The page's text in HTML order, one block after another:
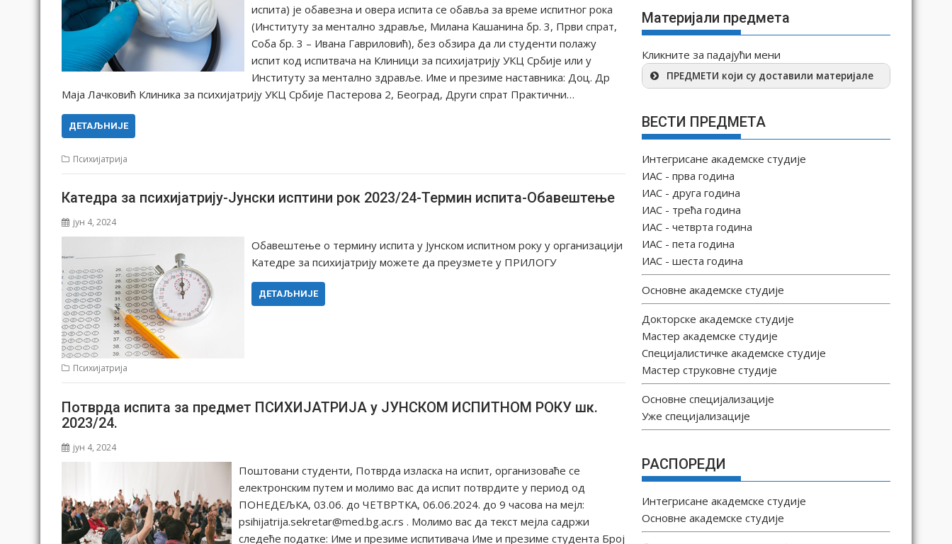
испита) је обавезна и овера испита се обавља за време испитног рока
(Институту за ментално здравље, Милана Кашанина бр. 3, Први спрат,
Соба бр. 3 – Ивана Гавриловић), без обзира да ли студенти полажу
испит код испитвача на Клиници за психијатрију УКЦ Србије или у
Институту за ментално здравље. Име и презиме наставника: Доц. Др
Маја Лачковић Клиника за психијатрију УКЦ Србије Пастерова 2, Београд, Други спрат Практични…
ДЕТАЉНИЈЕ
Психијатрија
Катедра за психијатрију-Јунски исптини рок 2023/24-Термин испита-Обавештење
јун 4, 2024
Обавештење о термину испита у Јунском испитном року у организацији
Катедре за психијатрију можете да преузмете у ПРИЛОГУ
ДЕТАЉНИЈЕ
Психијатрија
Потврда испита за предмет ПСИХИЈАТРИЈА у ЈУНСКОМ ИСПИТНОМ РОКУ шк.
2023/24.
јун 4, 2024
Поштовани студенти, Потврда изласка на испит, организоваће се
електронским путем и молимо вас да испит потврдите у период од
ПОНЕДЕЉКА, 03.06. до ЧЕТВРТКА, 06.06.2024. до 9 часова на мејл:
psihijatrija.sekretar@med.bg.ac.rs . Молимо вас да текст мејлa садржи
следеће податке: Име и презиме испитивача Име и презиме студента Број
Материјали предмета
Кликните за падајући мени
ПРЕДМЕТИ који су доставили материјале
ВЕСТИ ПРЕДМЕТА
Интегрисане академске студије
ИАС - прва година
ИАС - друга година
ИАС - трећа година
ИАС - четврта година
ИАС - пета година
ИАС - шеста година
Основне академске студије
Докторске академске студије
Мастер академске студије
Специјалистичке академске студије
Мастер струковне студије
Основне специјализације
Уже специјализације
РАСПОРЕДИ
Интегрисане академске студије
Основне академске студије